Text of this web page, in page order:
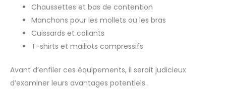
Chaussettes et bas de contention
Manchons pour les mollets ou les bras
Cuissards et collants
T-shirts et maillots compressifs
Avant d’enfiler ces équipements, il serait judicieux
d’examiner leurs avantages potentiels.